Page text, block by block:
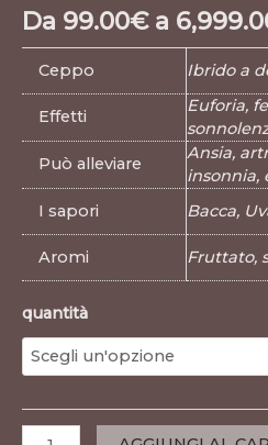
Da 99.00€a
Ceppo Ibrido a
Effetti
Euforia,
Può alleviare
Ansia,
insonnia,
I sapori
Bacca,
Aromi Fruttato,
quantità